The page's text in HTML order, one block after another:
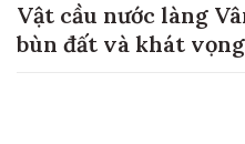
Vật cầu nước làng
bùn đất và khát